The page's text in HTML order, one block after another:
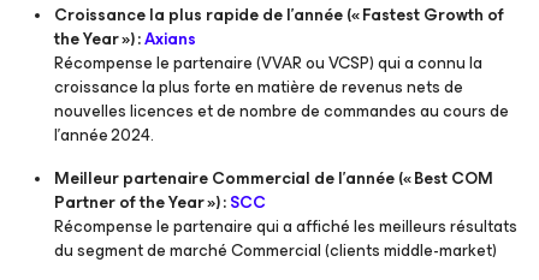
Croissance la plus rapide de l’année (« Fastest Growth of
the Year ») :Axians
Récompense le partenaire (VVAR ou VCSP) qui a connu la
croissance la plus forte en matière de revenus nets de
nouvelles licences et de nombre de commandes au cours de
l’année 2024.
Meilleur partenaire Commercial de l’année (« Best COM
Partner of the Year ») :SCC
Récompense le partenaire qui a affiché les meilleurs résultats
du segment de marché Commercial (clients middle-market)